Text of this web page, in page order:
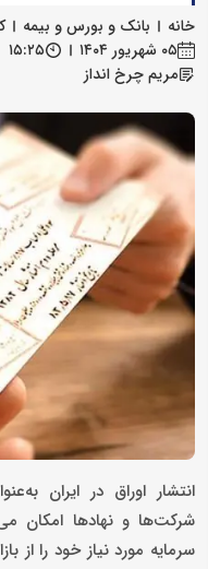
خانه بانک و بورس و بیمه
۰۵ شهریور ۱۴۰۴
۱۵:۲۵
مریم چرخ انداز
انتشار اوراق در ایران
شرکت‌ها و نهادها امکان
سرمایه مورد نیاز خود را از